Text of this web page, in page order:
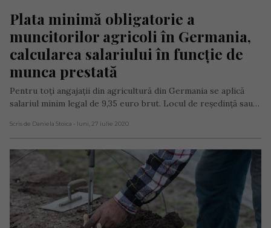
Plata minimă obligatorie a
muncitorilor agricoli în Germania,
calcularea salariului în funcție de
munca prestată
Pentru toți angajații din agricultură din Germania se aplică
salariul minim legal de 9,35 euro brut. Locul de reședință sau…
Scris de Daniela Stoica - luni, 27 iulie 2020